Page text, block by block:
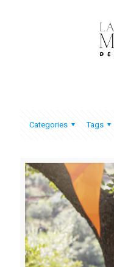
Categories Tags